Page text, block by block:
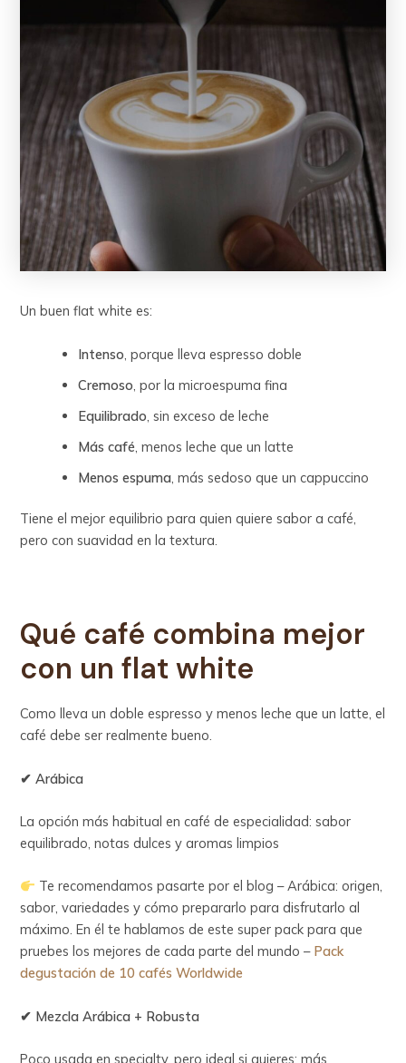
Un buen flat white es:
Intenso , porque lleva espresso doble
Cremoso , por la microespuma fina
Equilibrado , sin exceso de leche
Más café , menos leche que un latte
Menos espuma , más sedoso que un cappuccino
Tiene el mejor equilibrio para quien quiere sabor a café,
pero con suavidad en la textura.
Qué café combina mejor
con un flat white
Como lleva un doble espresso y menos leche que un latte, el
café debe ser realmente bueno.
✔ Arábica
La opción más habitual en café de especialidad: sabor
equilibrado, notas dulces y aromas limpios
Te recomendamos pasarte por el blog – Arábica: origen,
sabor, variedades y cómo prepararlo para disfrutarlo al
máximo. En él te hablamos de este super pack para que
pruebes los mejores de cada parte del mundo – Pack
degustación de 10 cafés Worldwide
✔ Mezcla Arábica + Robusta
Poco usada en specialty, pero ideal si quieres: más